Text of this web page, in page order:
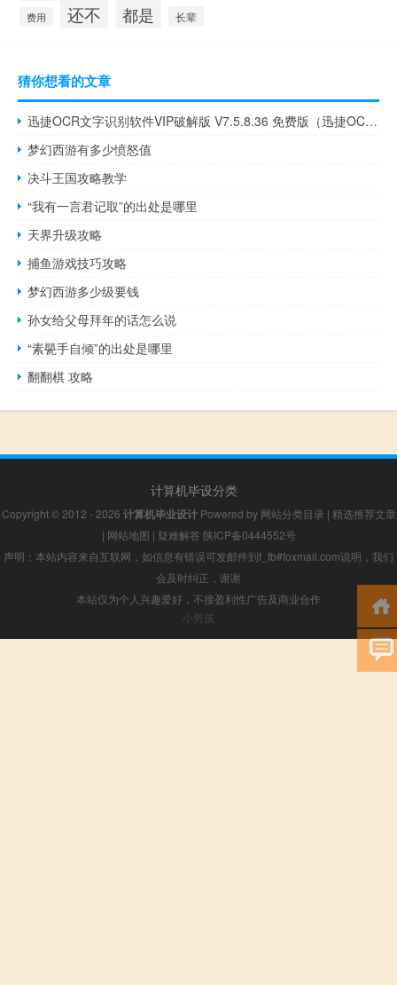
费用 还不 都是 长辈
猜你想看的文章
迅捷OCR文字识别软件VIP破解版 V7.5.8.36 免费版（迅捷OCR文字识别软件VIP破解版 V7.5.8.36 免费版功能简介）
梦幻西游有多少愤怒值
决斗王国攻略教学
“我有一言君记取”的出处是哪里
天界升级攻略
捕鱼游戏技巧攻略
梦幻西游多少级要钱
孙女给父母拜年的话怎么说
“素甖手自倾”的出处是哪里
翻翻棋 攻略
计算机毕设分类
Copyright © 2012 - 2026 计算机毕业设计Powered by 网站分类目录 | 精选推荐文章
| 网站地图 | 疑难解答 陕ICP备0444552号
声明：本站内容来自互联网，如信息有错误可发邮件到f_fb#foxmail.com说明，我们
会及时纠正，谢谢
本站仅为个人兴趣爱好，不接盈利性广告及商业合作
小男孩